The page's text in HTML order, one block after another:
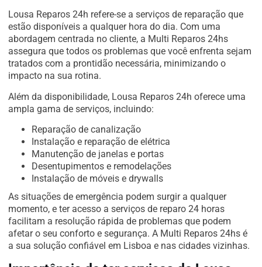
Lousa Reparos 24h refere-se a serviços de reparação que
estão disponíveis a qualquer hora do dia. Com uma
abordagem centrada no cliente, a Multi Reparos 24hs
assegura que todos os problemas que você enfrenta sejam
tratados com a prontidão necessária, minimizando o
impacto na sua rotina.
Além da disponibilidade, Lousa Reparos 24h oferece uma
ampla gama de serviços, incluindo:
Reparação de canalização
Instalação e reparação de elétrica
Manutenção de janelas e portas
Desentupimentos e remodelações
Instalação de móveis e drywalls
As situações de emergência podem surgir a qualquer
momento, e ter acesso a serviços de reparo 24 horas
facilitam a resolução rápida de problemas que podem
afetar o seu conforto e segurança. A Multi Reparos 24hs é
a sua solução confiável em Lisboa e nas cidades vizinhas.